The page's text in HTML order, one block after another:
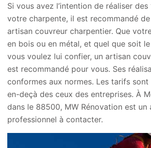
Si vous avez l’intention de réaliser
votre charpente, il est recommandé
artisan couvreur charpentier. Que
en bois ou en métal, et quel que soit
vous voulez lui confier, un artisan
est recommandé pour vous. Ses
conformes aux normes. Les tarifs
en-deçà des ceux des entreprises. À
dans le 88500, MW Rénovation est un
professionnel à contacter.